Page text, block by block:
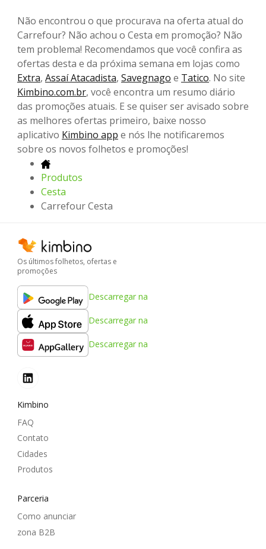
Não encontrou o que procurava na oferta atual do
Carrefour? Não achou o Cesta em promoção? Não
tem problema! Recomendamos que você confira as
ofertas desta e da próxima semana em lojas como
Extra, Assaí Atacadista, Savegnago e Tatico. No site
Kimbino.com.br, você encontra um resumo diário
das promoções atuais. E se quiser ser avisado sobre
as melhores ofertas primeiro, baixe nosso
aplicativo Kimbino app e nós lhe notificaremos
sobre os novos folhetos e promoções!
Produtos
Cesta
Carrefour Cesta
Os últimos folhetos, ofertas e
promoções
Descarregar na
Descarregar na
Descarregar na
Kimbino
FAQ
Contato
Cidades
Produtos
Parceria
Como anunciar
zona B2B